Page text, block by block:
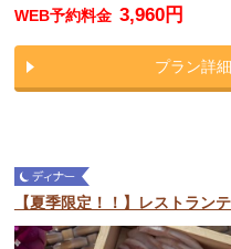
WEB予約料金 3,960円
プラン詳
【夏季限定！！】レストラン